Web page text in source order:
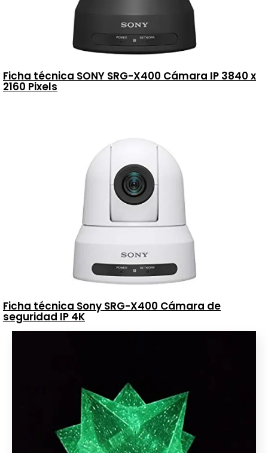
Ficha técnica SONY SRG-X400 Cámara IP 3840 x
2160 Pixels
Ficha técnica Sony SRG-X400 Cámara de
seguridad IP 4K